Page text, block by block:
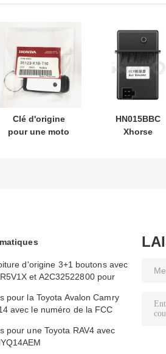
Clé d'origine
pour une moto
HN015BBC
Xhorse
d'origine 3+1 boutons avec
et A2C32522800 pour
pour la Toyota Avalon Camry
avec le numéro de la FCC
pour une Toyota RAV4 avec